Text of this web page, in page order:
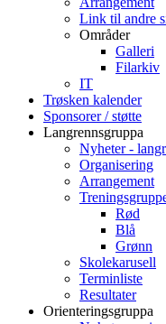
Link til andre
Områder
Galleri
Filarkiv
IT
Trøsken kalender
Sponsorer / støtte
Langrennsgruppa
Nyheter -
Organisering
Arrangement
Rød
Blå
Grønn
Skolekarusell
Terminliste
Resultater
Orienteringsgruppa